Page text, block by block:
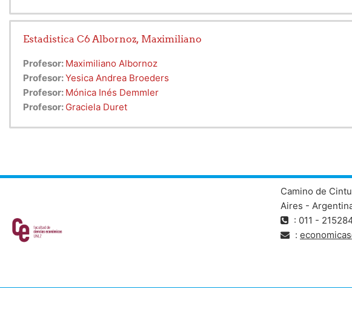
Estadistica C6 Albornoz, Maximiliano
Profesor: Maximiliano Albornoz
Profesor:Yesica Andrea Broeders
Profesor: Mónica Inés Demmler
Profesor: Graciela Duret
Camino de
Aires -
: 011 -
: